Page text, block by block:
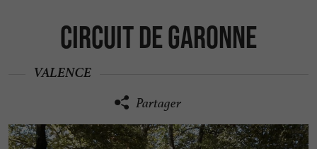
Circuit de Garonne
VALENCE
Partager